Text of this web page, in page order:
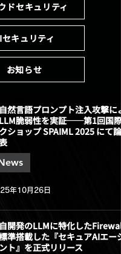
ドセキュリティ
キュリティ
お知らせ
然言語プロンプト注入攻撃によ
脆弱性を実証──第1回国際
ショップ SPAIML 2025 にて論
年10月26日
開発のLLMに特化したFirewall
準搭載した『セキュアAIエージ
ト』を正式リリース